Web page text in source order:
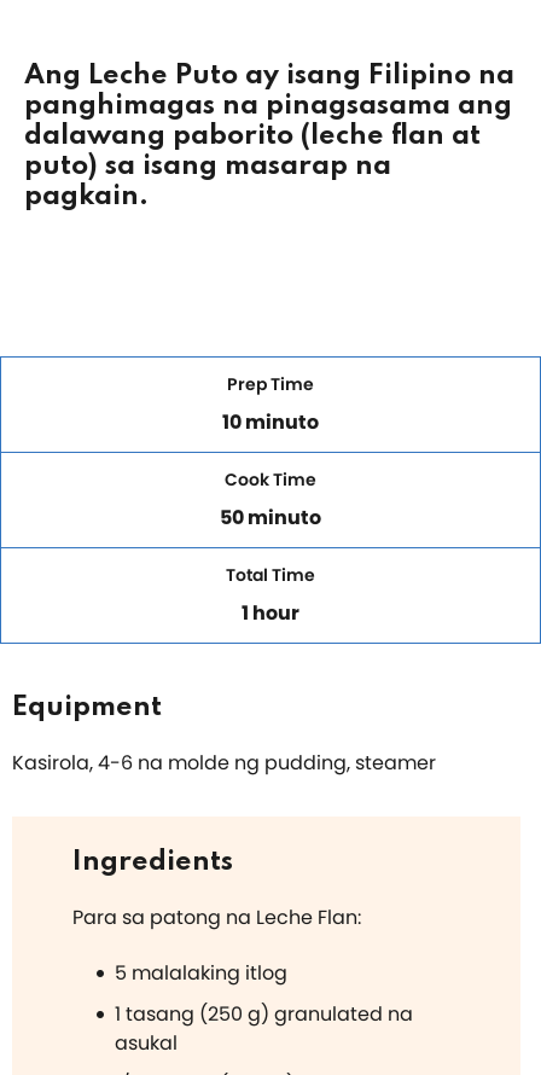
Ang Leche Puto ay isang Filipino na
panghimagas na pinagsasama ang
dalawang paborito (leche flan at
puto) sa isang masarap na
pagkain.
Prep Time
10 minuto
Cook Time
50 minuto
Total Time
1 hour
Equipment
Kasirola, 4-6 na molde ng pudding, steamer
Ingredients
Para sa patong na Leche Flan:
5 malalaking itlog
1 tasang (250 g) granulated na
asukal